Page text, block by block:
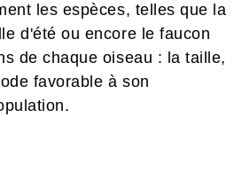
les espèces, telles que la
d'été ou encore le faucon
de chaque oiseau : la taille,
favorable à son
(Ligue de protection des